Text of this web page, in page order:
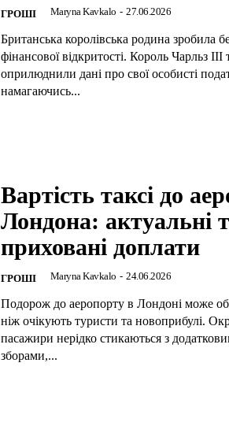
ГРОШІ Maryna Kavkalo - 27.06.2026
Британська королівська родина зробила
фінансової відкритості. Король Чарльз
оприлюднили дані про свої особисті
намагаючись...
Вартість таксі до
Лондона: актуальні
приховані доплати
ГРОШІ Maryna Kavkalo - 24.06.2026
Подорож до аеропорту в Лондоні може
ніж очікують туристи та новоприбулі.
пасажири нерідко стикаються з
зборами,...